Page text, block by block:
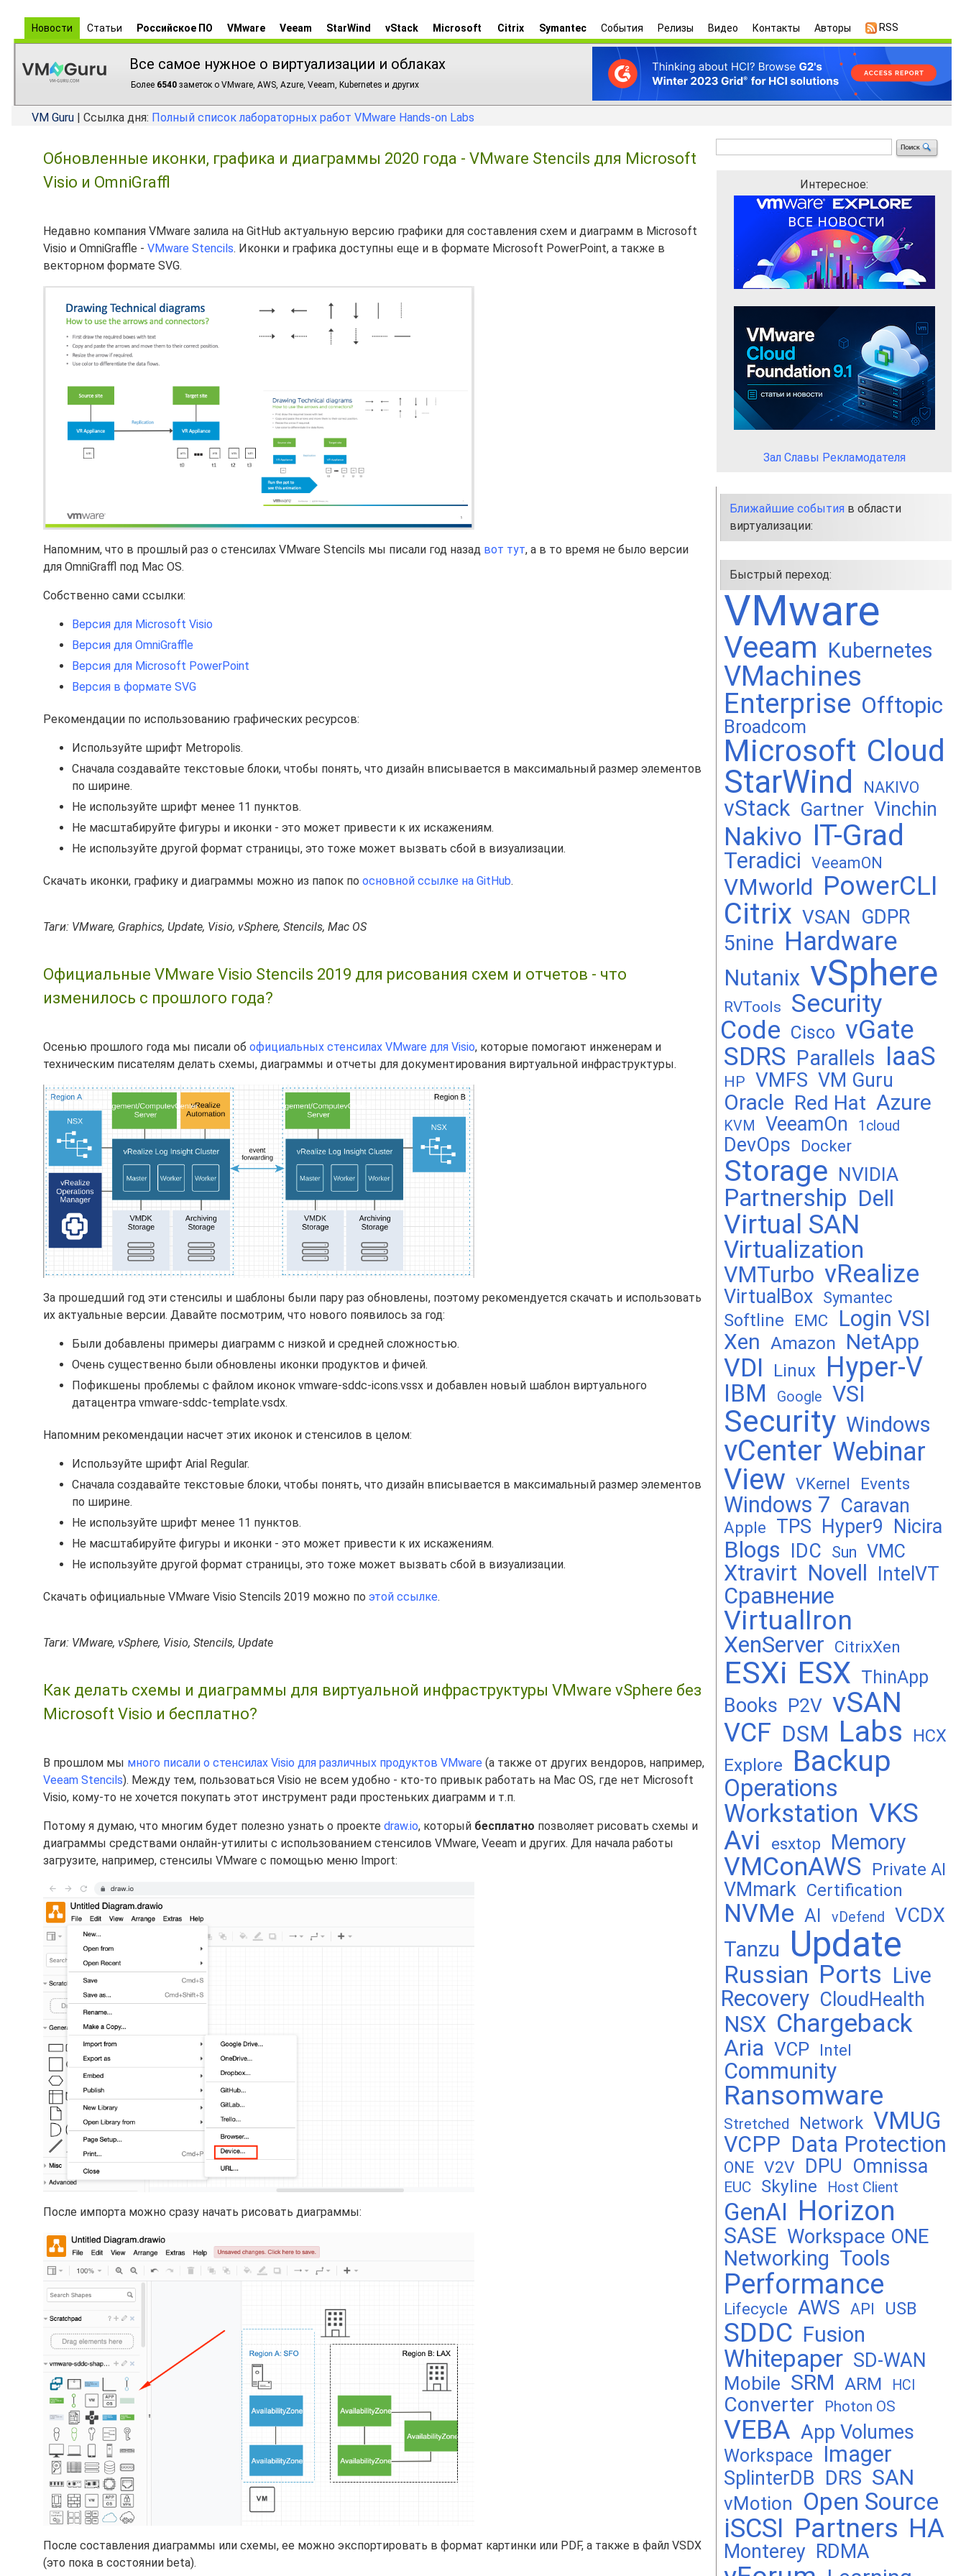
Новости Статьи Российское ПО VMware Veeam StarWind vStack Microsoft Citrix Symantec События Релизы Видео Контакты Авторы RSS
Все самое нужное о виртуализации и облаках
Более 6540 заметок о VMware, AWS, Azure, Veeam, Kubernetes и других
VM Guru | Ссылка дня: Полный список лабораторных работ VMware Hands-on Labs
Обновленные иконки, графика и диаграммы 2020 года - VMware Stencils для Microsoft
Visio и OmniGraffl
Недавно компания VMware залила на GitHub актуальную версию графики для составления схем и диаграмм в Microsoft
Visio и OmniGraffle - VMware Stencils. Иконки и графика доступны еще и в формате Microsoft PowerPoint, а также в
векторном формате SVG.
Напомним, что в прошлый раз о стенсилах VMware Stencils мы писали год назад вот тут, а в то время не было версии
для OmniGraffl под Mac OS.
Собственно сами ссылки:
Версия для Microsoft Visio
Версия для OmniGraffle
Версия для Microsoft PowerPoint
Версия в формате SVG
Рекомендации по использованию графических ресурсов:
Используйте шрифт Metropolis.
Сначала создавайте текстовые блоки, чтобы понять, что дизайн вписывается в максимальный размер элементов
по ширине.
Не используйте шрифт менее 11 пунктов.
Не масштабируйте фигуры и иконки - это может привести к их искажениям.
Не используйте другой формат страницы, это тоже может вызвать сбой в визуализации.
Скачать иконки, графику и диаграммы можно из папок по основной ссылке на GitHub.
Таги: VMware, Graphics, Update, Visio, vSphere, Stencils, Mac OS
Официальные VMware Visio Stencils 2019 для рисования схем и отчетов - что
изменилось с прошлого года?
Осенью прошлого года мы писали об официальных стенсилах VMware для Visio, которые помогают инженерам и
техническим писателям делать схемы, диаграммы и отчеты для документирования виртуальной инфраструктуры.
За прошедший год эти стенсилы и шаблоны были пару раз обновлены, поэтому рекомендуется скачать и использовать
их актуальные версии. Давайте посмотрим, что нового появилось за год:
Были добавлены примеры диаграмм с низкой и средней сложностью.
Очень существенно были обновлены иконки продуктов и фичей.
Пофикшены проблемы с файлом иконок vmware-sddc-icons.vssx и добавлен новый шаблон виртуального
датацентра vmware-sddc-template.vsdx.
Напомним рекомендации насчет этих иконок и стенсилов в целом:
Используйте шрифт Arial Regular.
Сначала создавайте текстовые блоки, чтобы понять, что дизайн вписывается в максимальный размер элементов
по ширине.
Не используйте шрифт менее 11 пунктов.
Не масштабируйте фигуры и иконки - это может привести к их искажениям.
Не используйте другой формат страницы, это тоже может вызвать сбой в визуализации.
Скачать официальные VMware Visio Stencils 2019 можно по этой ссылке.
Таги: VMware, vSphere, Visio, Stencils, Update
Как делать схемы и диаграммы для виртуальной инфраструктуры VMware vSphere без
Microsoft Visio и бесплатно?
В прошлом мы много писали о стенсилах Visio для различных продуктов VMware (а также от других вендоров, например,
Veeam Stencils). Между тем, пользоваться Visio не всем удобно - кто-то привык работать на Mac OS, где нет Microsoft
Visio, кому-то не хочется покупать этот инструмент ради простеньких диаграмм и т.п.
Потому я думаю, что многим будет полезно узнать о проекте draw.io, который бесплатно позволяет рисовать схемы и
диаграммы средствами онлайн-утилиты с использованием стенсилов VMware, Veeam и других. Для начала работы
загрузите, например, стенсилы VMware с помощью меню Import:
После импорта можно сразу начать рисовать диаграммы:
После составления диаграммы или схемы, ее можно экспортировать в формат картинки или PDF, а также в файл VSDX
(это пока в состоянии beta).
Интересное:
Зал Славы Рекламодателя
Ближайшие события в области
виртуализации:
Быстрый переход:
VMware
Veeam Kubernetes
VMachines
Enterprise Offtopic
Broadcom
Microsoft Cloud
StarWind NAKIVO
vStack Gartner Vinchin
Nakivo IT-Grad
Teradici VeeamON
VMworld PowerCLI
Citrix VSAN GDPR
5nine Hardware
Nutanix vSphere
RVTools
Security
Code Cisco vGate
SDRS Parallels IaaS
HP VMFS VM Guru
Oracle Red Hat Azure
KVM VeeamOn 1cloud
DevOps Docker
Storage NVIDIA
Partnership Dell
Virtual SAN
Virtualization
VMTurbo vRealize
VirtualBox Symantec
Softline EMC
Login VSI
Xen Amazon NetApp
VDI Linux Hyper-V
IBM Google VSI
Security Windows
vCenter Webinar
View VKernel Events
Windows 7 Caravan
Apple TPS Hyper9 Nicira
Blogs IDC Sun VMC
Xtravirt Novell IntelVT
Сравнение
VirtualIron
XenServer CitrixXen
ESXi ESX ThinApp
Books P2V vSAN
VCF DSM Labs HCX
Explore Backup
Operations
Workstation VKS
Avi
esxtop Memory
VMConAWS Private AI
VMmark Certification
NVMe AI vDefend VCDX
Tanzu Update
Russian Ports Live
Recovery CloudHealth
NSX Chargeback
Aria VCP Intel
Community
Ransomware
Stretched Network VMUG
VCPP Data Protection
ONE V2V DPU Omnissa
EUC Skyline Host Client
GenAI Horizon
SASE Workspace ONE
Networking Tools
Performance
Lifecycle AWS API USB
SDDC Fusion
Whitepaper SD-WAN
Mobile SRM ARM HCI
Converter Photon OS
VEBA App Volumes
Workspace Imager
SplinterDB DRS SAN
vMotion Open Source
iSCSI Partners HA
Monterey RDMA